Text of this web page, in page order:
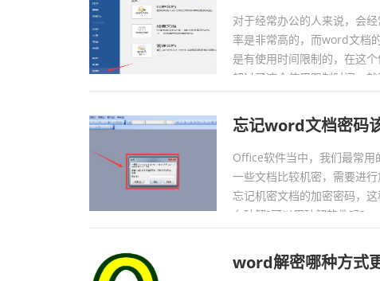
对于经常办公的人来说，会
率是非常高的，而word文档
是有使用时间限制的，在这
超过了这个使用限制时间，
密钥怎么弄?激活步骤是什么
忘记word文档密码
Office软件当中，我们最常
一些文档比较机密，需要进
忘记机密文档的加密密码，
么破解?可以用破解软件吗?...
word解密哪种方式